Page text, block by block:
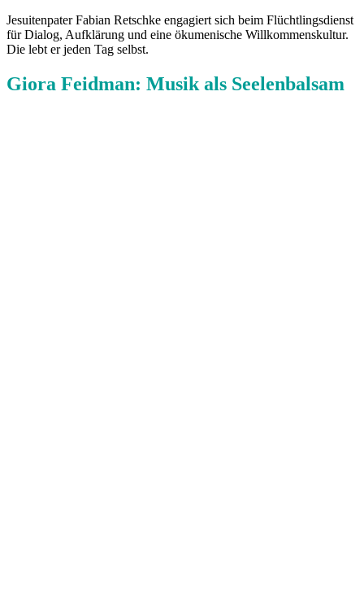
Jesuitenpater Fabian Retschke engagiert sich beim Flüchtlingsdienst
für Dialog, Aufklärung und eine ökumenische Willkommenskultur.
Die lebt er jeden Tag selbst.
Giora Feidman: Musik als Seelenbalsam